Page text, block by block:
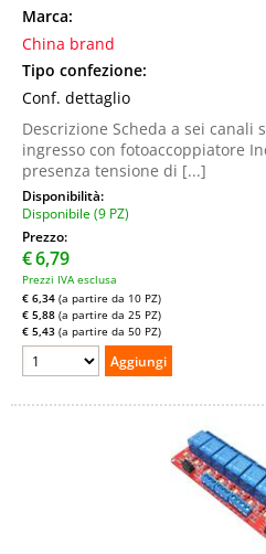
Marca:
China brand
Tipo confezione:
Conf. dettaglio
Descrizione Scheda a sei canali
ingresso con fotoaccoppiatore
presenza tensione di [...]
Disponibilità:
Disponibile (9 PZ)
Prezzo:
€6,79
Prezzi IVA esclusa
€ 6,34 (a partire da 10 PZ)
€ 5,88 (a partire da 25 PZ)
€ 5,43 (a partire da 50 PZ)